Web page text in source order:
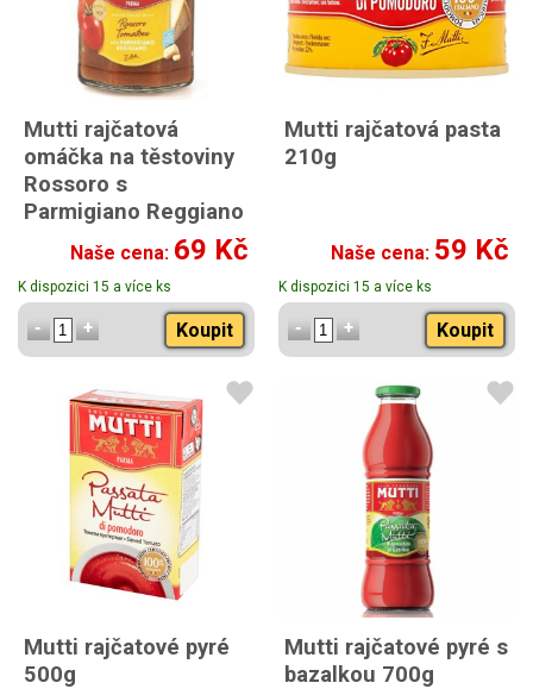
Mutti rajčatová
omáčka na těstoviny
Rossoro s
Parmigiano Reggiano
400g
Naše cena: 69 Kč
K dispozici 15 a více ks
Koupit
Mutti rajčatová pasta
210g
Naše cena: 59 Kč
K dispozici 15 a více ks
Koupit
Mutti rajčatové pyré
500g
Mutti rajčatové pyré s
bazalkou 700g